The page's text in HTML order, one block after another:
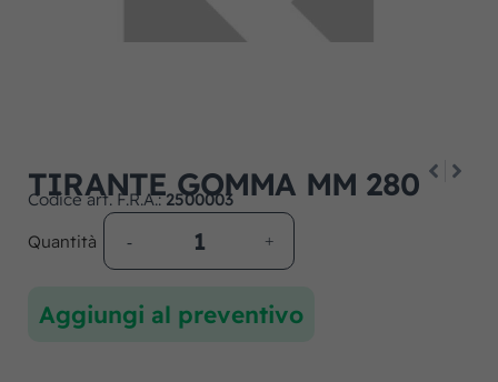
TIRANTE GOMMA MM 280
Codice art. F.R.A.:2500003
Quantità
Aggiungi al preventivo